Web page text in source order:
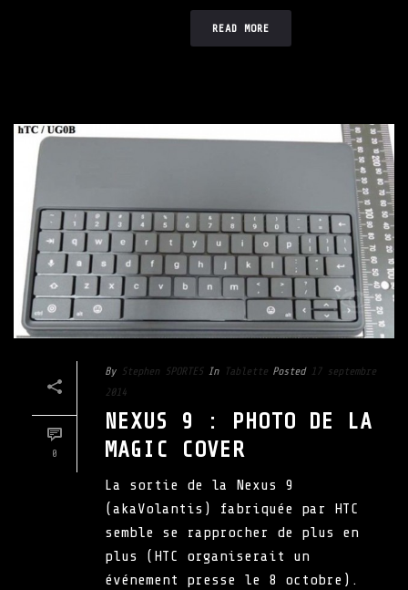
READ MORE
0
By Stephen SPORTES In Tablette Posted
17 septembre
2014
NEXUS 9 : PHOTO DE LA
MAGIC COVER
La sortie de la Nexus 9
(akaVolantis) fabriquée par HTC
semble se rapprocher de plus en
plus (HTC organiserait un
événement presse le 8 octobre).